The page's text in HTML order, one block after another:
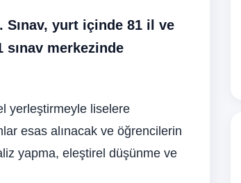
Sınav, yurt içinde 81 il ve
sınav merkezinde
yerleştirmeyle liselere
esas alınacak ve öğrencilerin
yapma, eleştirel düşünme ve